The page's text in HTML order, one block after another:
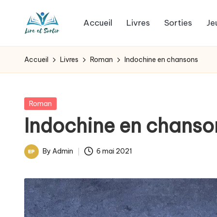
L
i
e
e
t
s
o
livres
pour
les
goûts,
des
pour
les
jours.
Accueil Livres Sorties
Accueil Livres Roman Indochine en chansons
Posted
Roman
Indochine en
Posted
By Admin 6 mai 2021